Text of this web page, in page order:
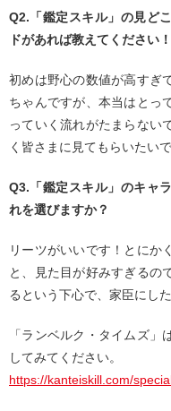
Q2.「鑑定スキル」の見ど
ドがあれば教えてください！
初めは野心の数値が高すぎ
ちゃんですが、本当はとっ
っていく流れがたまらない
く皆さまに見てもらいたいで
Q3.「鑑定スキル」のキャ
れを選びますか？
リーツがいいです！とにか
と、見た目が好みすぎるの
るという下心で、家臣にし
「ランベルク・タイムズ
してみてください。
https://kanteiskill.com/